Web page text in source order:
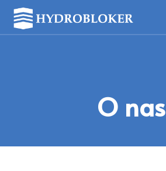
O nas